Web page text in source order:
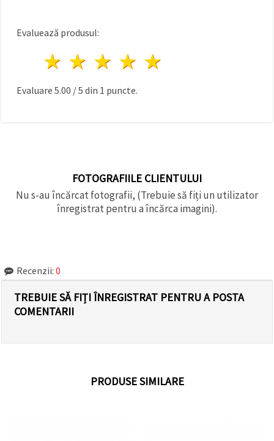
Evaluează produsul:
4 stele
3 stele
2 stele
1 stea
Evaluare 5.00 /5 din 1 puncte.
FOTOGRAFIILE CLIENTULUI
Nu s-au încărcat fotografii, (Trebuie să fiți un utilizator
înregistrat pentru a încărca imagini).
Recenzii: 0
TREBUIE SĂ FIȚI ÎNREGISTRAT PENTRU A POSTA
COMENTARII
PRODUSE SIMILARE